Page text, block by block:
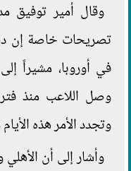
وقال أمير توفيق
تصريحات خاصة إن
في أوروبا، مشيراً
وصل اللاعب منذ
وتجدد الأمر هذه
وأشار إلى أن